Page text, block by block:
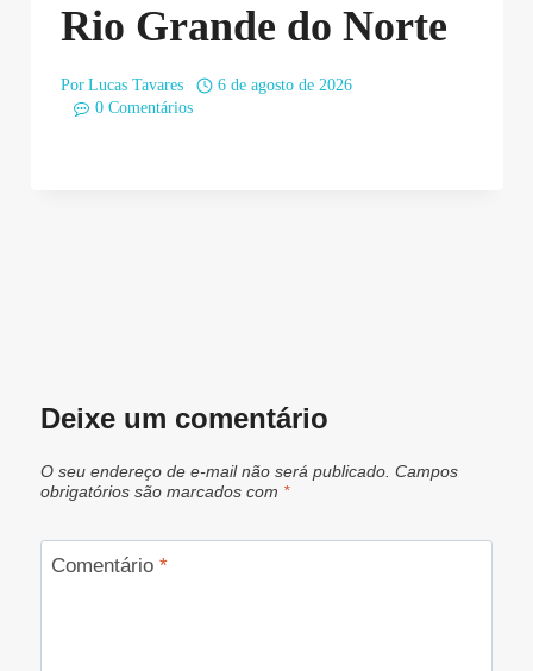
Rio Grande do Norte
Por Lucas Tavares
6 de agosto de 2026
0 Comentários
Deixe um comentário
O seu endereço de e-mail não será publicado. Campos
obrigatórios são marcados com *
Comentário *